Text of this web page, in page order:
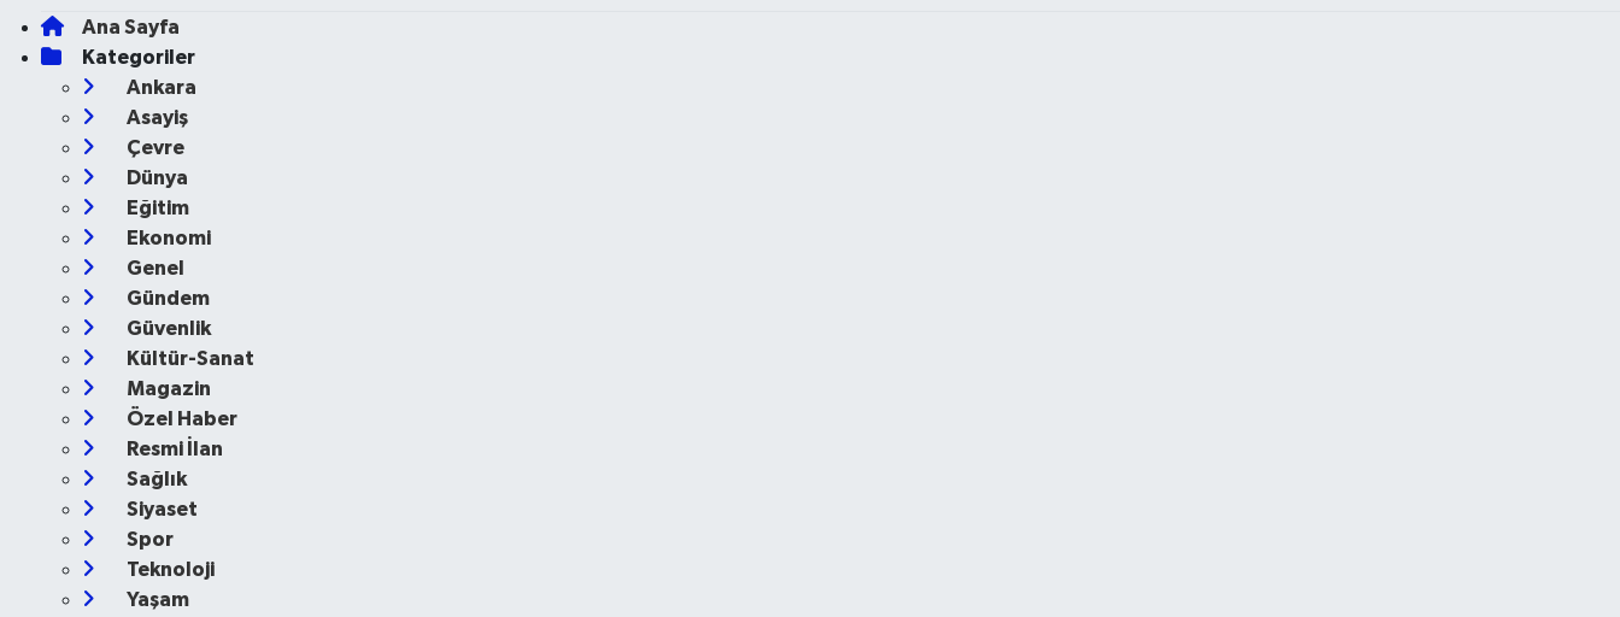
Ana Sayfa
Kategoriler
Ankara
Asayiş
Çevre
Dünya
Eğitim
Ekonomi
Genel
Gündem
Güvenlik
Kültür-Sanat
Magazin
Özel Haber
Resmi İlan
Sağlık
Siyaset
Spor
Teknoloji
Yaşam